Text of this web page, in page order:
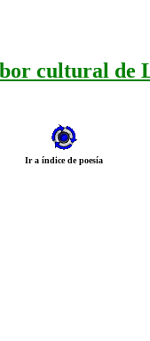
cultural de
Ir a índice de poesía